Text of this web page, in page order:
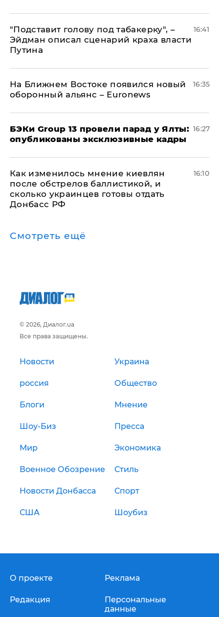
​"Подставит голову под табакерку", –
Эйдман описал сценарий краха власти
Путина
16:41
На Ближнем Востоке появился новый
оборонный альянс – Euronews
16:35
​БЭКи Group 13 провели парад у Ялты:
опубликованы эксклюзивные кадры
16:27
Как изменилось мнение киевлян
после обстрелов баллистикой, и
сколько украинцев готовы отдать
Донбасс РФ
16:10
Смотреть ещё
© 2026, Диалог.ua
Все права защищены.
Новости Украина
россия Общество
Блоги Мнение
Шоу-Биз Пресса
Мир Экономика
Военное Обозрение Стиль
Новости Донбасса Спорт
США Шоубиз
О проекте
Редакция
Реклама
Персональные
данные